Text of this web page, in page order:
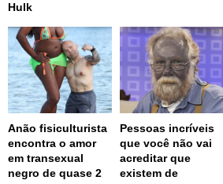
Hulk
Anão fisiculturista
encontra o amor
em transexual
negro de quase 2
Pessoas incríveis
que você não vai
acreditar que
existem de